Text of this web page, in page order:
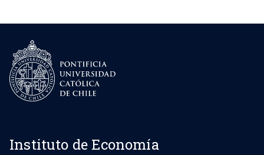
Instituto de Economía